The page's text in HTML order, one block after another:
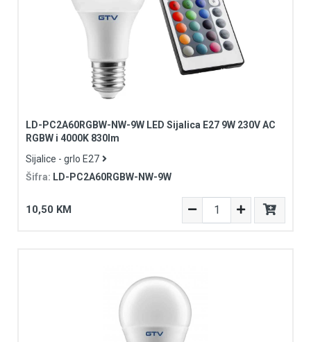
LD-PC2A60RGBW-NW-9W LED Sijalica E27 9W 230V AC
RGBW i 4000K 830lm
Sijalice - grlo E27
Šifra: LD-PC2A60RGBW-NW-9W
10,50 KM